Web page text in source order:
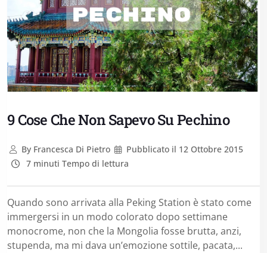
9 Cose Che Non Sapevo Su Pechino
ByFrancesca Di Pietro Pubblicato il 12 Ottobre 2015
7 minuti Tempo di lettura
Quando sono arrivata alla Peking Station è stato come
immergersi in un modo colorato dopo settimane
monocrome, non che la Mongolia fosse brutta, anzi,
stupenda, ma mi dava un’emozione sottile, pacata,...